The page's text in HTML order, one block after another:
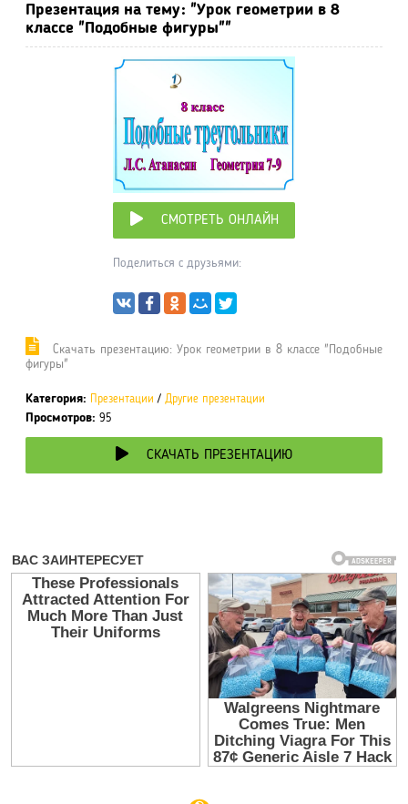
Презентация на тему: "Урок геометрии в 8
классе "Подобные фигуры""
СМОТРЕТЬ ОНЛАЙН
Поделиться с друзьями:
Cкачать презентацию: Урок геометрии в 8 классе "Подобные
фигуры"
Категория: Презентации / Другие презентации
Просмотров: 95
СКАЧАТЬ ПРЕЗЕНТАЦИЮ